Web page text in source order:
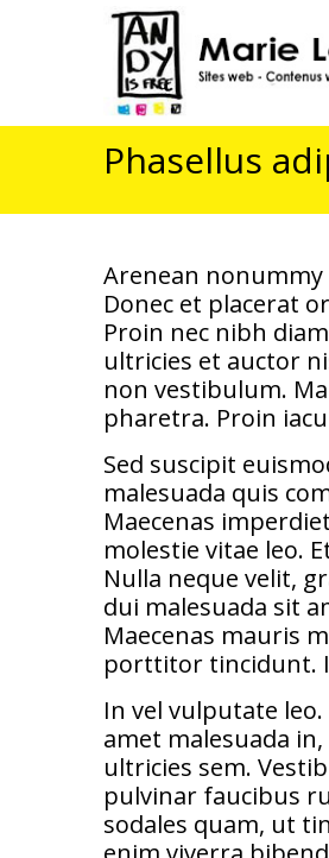
Phasellus
Arenean
Donec et placerat
Proin nec nibh
ultricies et auctor
non vestibulum.
pharetra. Proin
Sed suscipit
malesuada quis
Maecenas
molestie vitae leo.
Nulla neque velit,
dui malesuada sit
Maecenas mauris
porttitor tincidunt.
In vel vulputate
amet malesuada
ultricies sem.
pulvinar faucibus
sodales quam, ut